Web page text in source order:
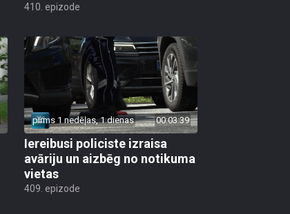
410. epizode
pirms 1 nedēļas, 1 dienas 00:03:39
Iereibusi policiste izraisa
avāriju un aizbēg no notikuma
vietas
409. epizode